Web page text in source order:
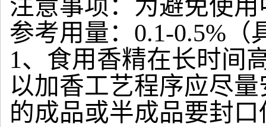
注意事项：为避免使
参考用量：0.1-0.5%
1、食用香精在长时间
以加香工艺程序应尽
的成品或半成品要封